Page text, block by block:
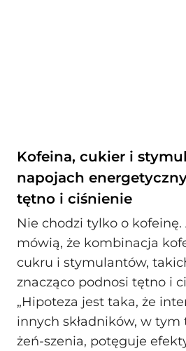
Kofeina, cukier i
napojach
tętno i ciśnienie
Nie chodzi tylko o
mówią, że kombinacja
cukru i stymulantów,
znacząco podnosi tętno i
„Hipoteza jest taka, że
innych składników, w tym
żeń-szenia, potęguje